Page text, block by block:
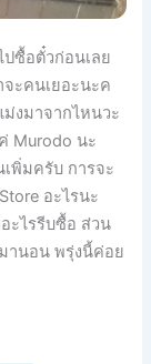
ปซื้อตั๋วก่อนเลย
ะคนเยอะนะค
งมาจากไหนวะ
Murodo นะ
พิ่มครับ การจะ
อะไรนะ
ะไรรีบซื้อ ส่วน
านอน พรุ่งนี้ค่อย